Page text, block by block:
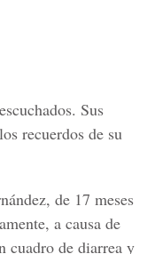
Sus
recuerdos de su
, de 17 meses
a causa de
cuadro de diarrea y